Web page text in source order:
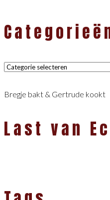
Categorieën
Bregje bakt & Gertrude kookt
Last van